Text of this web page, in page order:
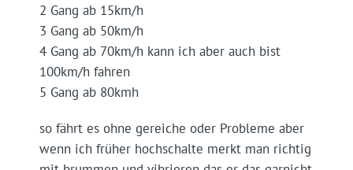
2 Gang ab 15km/h
3 Gang ab 50km/h
4 Gang ab 70km/h kann ich aber auch bist
100km/h fahren
5 Gang ab 80kmh
so fährt es ohne gereiche oder Probleme aber
wenn ich früher hochschalte merkt man richtig